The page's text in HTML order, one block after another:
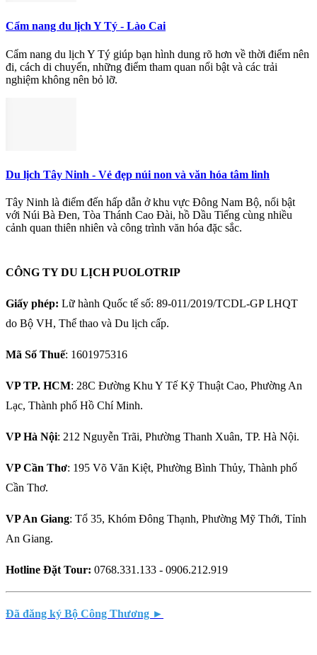
Cẩm nang du lịch Y Tý - Lào Cai
Cẩm nang du lịch Y Tý giúp bạn hình dung rõ hơn về thời điểm nên
đi, cách di chuyển, những điểm tham quan nổi bật và các trải
nghiệm không nên bỏ lỡ.
Du lịch Tây Ninh - Vẻ đẹp núi non và văn hóa tâm linh
Tây Ninh là điểm đến hấp dẫn ở khu vực Đông Nam Bộ, nổi bật
với Núi Bà Đen, Tòa Thánh Cao Đài, hồ Dầu Tiếng cùng nhiều
cảnh quan thiên nhiên và công trình văn hóa đặc sắc.
CÔNG TY DU LỊCH PUOLOTRIP
Giấy phép: Lữ hành Quốc tế số: 89-011/2019/TCDL-GP LHQT
do Bộ VH, Thể thao và Du lịch cấp.
Mã Số Thuế: 1601975316
VP TP. HCM: 28C Đường Khu Y Tế Kỹ Thuật Cao, Phường An
Lạc, Thành phố Hồ Chí Minh.
VP Hà Nội: 212 Nguyễn Trãi, Phường Thanh Xuân, TP. Hà Nội.
VP Cần Thơ: 195 Võ Văn Kiệt, Phường Bình Thủy, Thành phố
Cần Thơ.
VP An Giang: Tổ 35, Khóm Đông Thạnh, Phường Mỹ Thới, Tỉnh
An Giang.
Hotline Đặt Tour: 0768.331.133 - 0906.212.919
Đã đăng ký Bộ Công Thương ►